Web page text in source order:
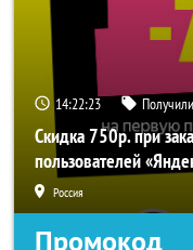
14:22:22
Скидка 750р. при
пользователей
Россия
Промокод